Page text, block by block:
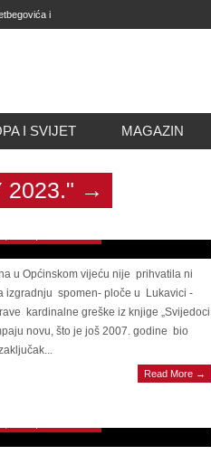
i
I SVIJET MAGAZIN
2023." →
inicijativu o dovršenju spomen-
u Općinskom vijeću nije prihvatila ni
izgradnju spomen- ploče u Lukavici -
kardinalne greške iz knjige „Svijedoci
novu, što je još 2007. godine bio
Read More →
da će SDA pomoći DF-u da